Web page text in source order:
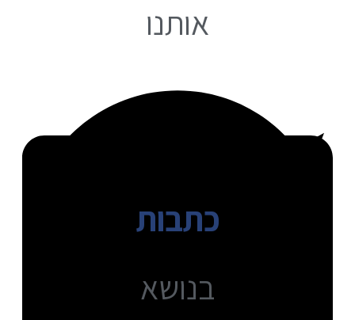
אותנו
כתבות
בנושא